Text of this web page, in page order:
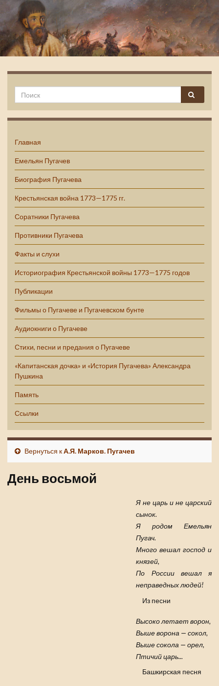
Емельян Пугачев
Главная
Емельян Пугачев
Биография Пугачева
Крестьянская война 1773—1775 гг.
Соратники Пугачева
Противники Пугачева
Факты и слухи
Историография Крестьянской войны 1773—1775 годов
Публикации
Фильмы о Пугачеве и Пугачевском бунте
Аудиокниги о Пугачеве
Стихи, песни и предания о Пугачеве
«Капитанская дочка» и «История Пугачева» Александра
Пушкина
Память
Ссылки
Вернуться кА.Я. Марков. Пугачев
День восьмой
Я не царь и не царский
сынок.
Я родом Емельян
Пугач.
Много вешал господ и
князей,
По России вешал я
неправедных людей!
Из песни
Высоко летает ворон,
Выше ворона — сокол,
Выше сокола — орел,
Птичий царь...
Башкирская песня